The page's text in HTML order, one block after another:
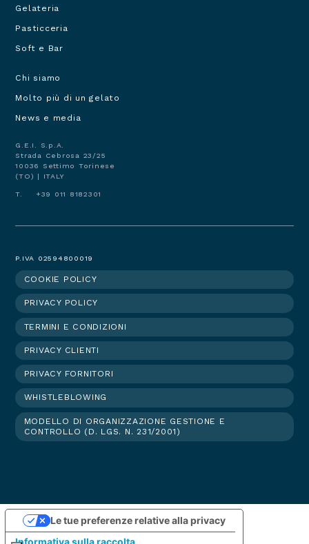
menu
Prodotti
Gelateria
Pasticceria
Soft e Bar
Navigazione
principale
footer
Chi siamo
Molto più di un gelato
News e media
G.E.I. S.p.A.
Strada Cebrosa 23/25
10036 Settimo Torinese
(TO) | ITALY
T. +39 011 8182301
P.IVA 02594800019
Footer
menu
COOKIE POLICY
PRIVACY POLICY
TERMINI E CONDIZIONI
PRIVACY CLIENTI
PRIVACY FORNITORI
WHISTLEBLOWING
MODELLO DI ORGANIZZAZIONE GESTIONE E
CONTROLLO (D. LGS. N. 231/2001)
Informativa sulla raccolta
Le tue preferenze relative alla privacy